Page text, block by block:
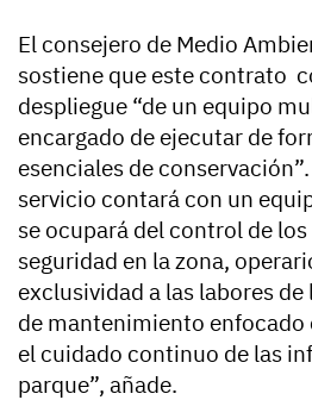
El consejero de Medio
sostiene que este contrato
despliegue “de un equipo
encargado de ejecutar de
esenciales de
servicio contará con un
se ocupará del control de los
seguridad en la zona,
exclusividad a las labores
de mantenimiento enfocado
el cuidado continuo de las
parque”, añade.